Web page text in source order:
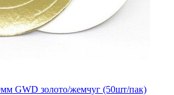
GWD золото/жемчуг (50шт/пак)